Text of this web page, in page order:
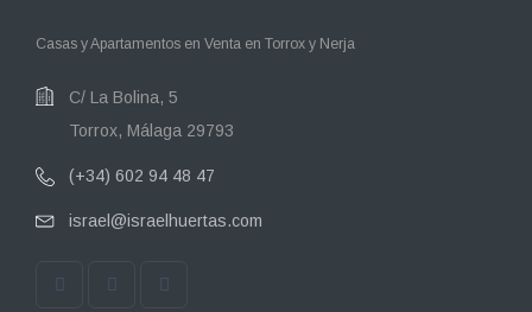
Casas y Apartamentos en Venta en Torrox y Nerja
C/ La Bolina, 5
Torrox, Málaga 29793
(+34) 602 94 48 47
israel@israelhuertas.com